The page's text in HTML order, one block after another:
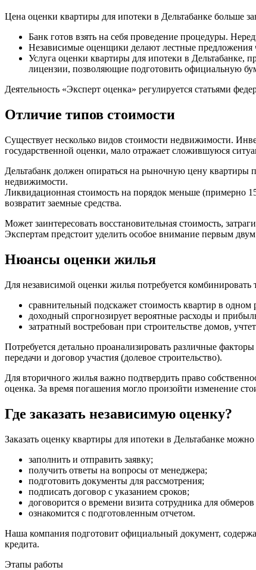
Цена оценки квартиры для ипотеки в Дельтабанке больше
Банк готов взять на себя проведение процедуры.
Независимые оценщики делают лестные
Услуга оценки квартиры для ипотеки в Дельтабанке,
лицензии, позволяющие подготовить официальную
Деятельность «Эксперт оценка» регулируется статьями
Отличие типов стоимости
Существует несколько видов стоимости недвижимости.
государственной оценки, мало отражает сложившуюся
Дельтабанк должен опираться на рыночную цену квартиры
недвижимости.
Ликвидационная стоимость на порядок меньше (примерно
возвратит заемные средства.
Может заинтересовать восстановительная стоимость,
Экспертам предстоит уделить особое внимание первым
Нюансы оценки жилья
Для независимой оценки жилья потребуется
сравнительный подскажет стоимость квартир в одном
доходный спрогнозирует вероятные расходы и
затратный востребован при строительстве домов,
Потребуется детально проанализировать различные
передачи и договор участия (долевое строительство).
Для вторичного жилья важно подтвердить право
оценка. За время погашения могло произойти изменение
Где заказать независимую оценку?
Заказать оценку квартиры для ипотеки в Дельтабанке
заполнить и отправить заявку;
получить ответы на вопросы от менеджера;
подготовить документы для рассмотрения;
подписать договор с указанием сроков;
договорится о времени визита сотрудника для
ознакомится с подготовленным отчетом.
Наша компания подготовит официальный документ,
кредита.
Этапы работы